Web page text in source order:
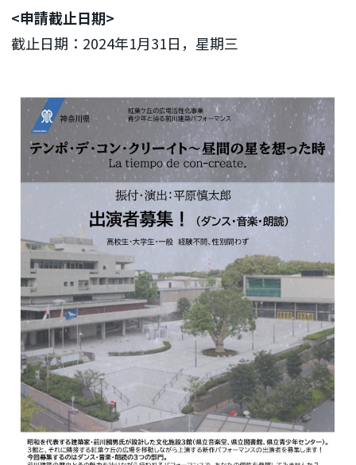
<申請截止日期>
截止日期：2024年1月31日，星期三